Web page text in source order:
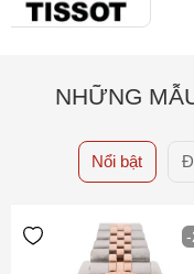
NHỮNG
Nổi bật